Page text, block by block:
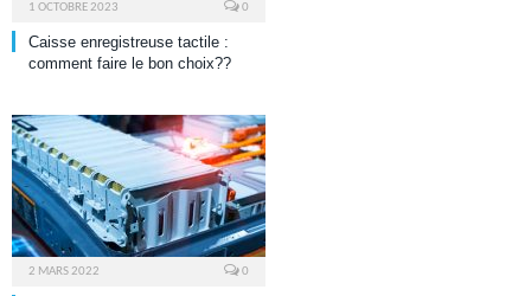
1 OCTOBRE 2023 0
Caisse enregistreuse tactile :
comment faire le bon choix??
2 MARS 2022 0